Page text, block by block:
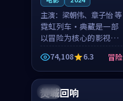
主演： 梁朝伟、章子怡 等
霓虹列车·典藏是一部
以冒险为核心的影视作
品，围绕危机、反转与
人物成长展开，整体节
奏紧凑，值得推荐观
看。
74,108 6.3 冒险
英国
焚城回响